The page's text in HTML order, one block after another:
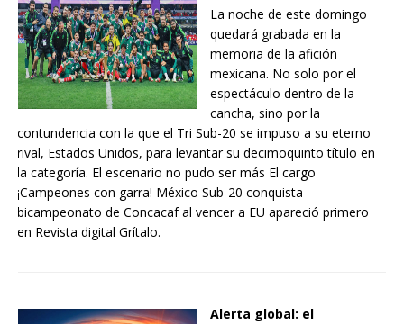
La noche de este domingo
quedará grabada en la
memoria de la afición
mexicana. No solo por el
espectáculo dentro de la
cancha, sino por la
contundencia con la que el Tri Sub-20 se impuso a su eterno
rival, Estados Unidos, para levantar su decimoquinto título en
la categoría. El escenario no pudo ser más El cargo
¡Campeones con garra! México Sub-20 conquista
bicampeonato de Concacaf al vencer a EU apareció primero
en Revista digital Grítalo.
Alerta global: el